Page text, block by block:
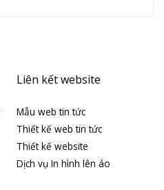
Liên kết website
Mẫu web tin tức
Thiết kế web tin tức
Thiết kế website
Dịch vụ In hình lên áo